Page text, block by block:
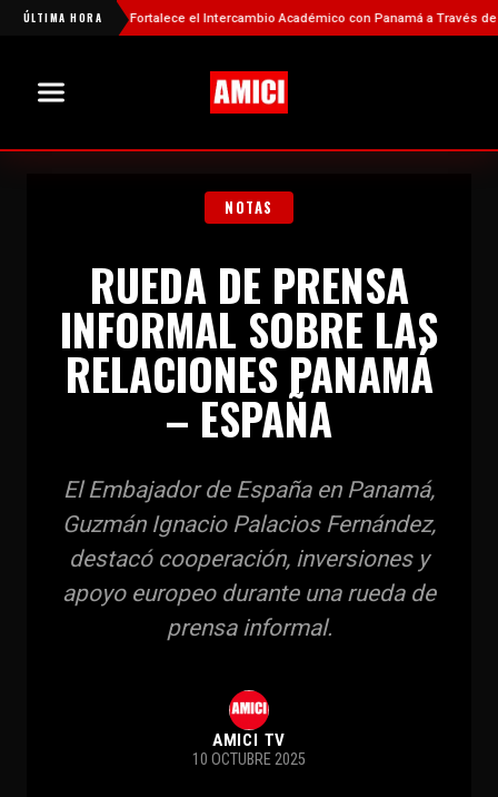
ÚLTIMA HORA
China Fortalece el Intercambio Académico con Panamá a Través de
NOTAS
RUEDA DE PRENSA
INFORMAL SOBRE LAS
RELACIONES PANAMÁ
– ESPAÑA
El Embajador de España en Panamá,
Guzmán Ignacio Palacios Fernández,
destacó cooperación, inversiones y
apoyo europeo durante una rueda de
prensa informal.
AMICI TV
10 OCTUBRE 2025